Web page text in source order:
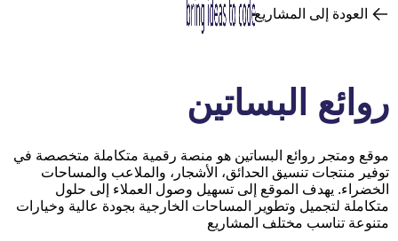
العودة إلى المشاريع
روائع البساتين
موقع ومتجر روائع البساتين هو منصة رقمية متكاملة متخصصة في
توفير منتجات تنسيق الحدائق، الأشجار، والملاعب والمساحات
الخضراء. يهدف الموقع إلى تسهيل وصول العملاء إلى حلول
متكاملة لتجميل وتطوير المساحات الخارجية بجودة عالية وخيارات
متنوعة تناسب مختلف المشاريع